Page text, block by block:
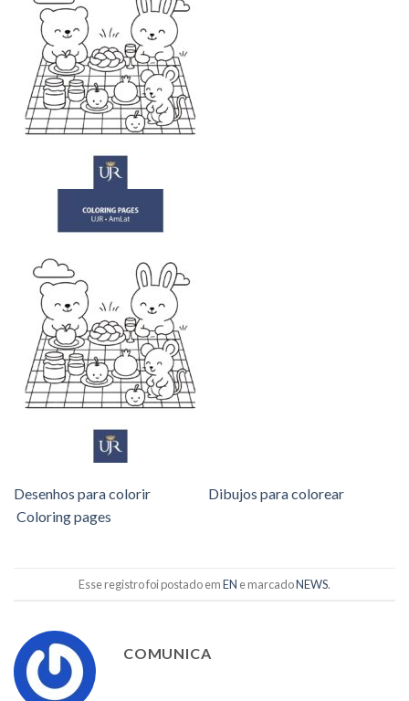
Desenhos para colorir
Dibujos para colorear
Coloring pages
Esse registro foi postado emEN e marcadoNEWS.
COMUNICA